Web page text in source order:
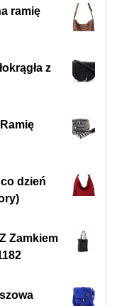
ramię
z
dzień
Zamkiem